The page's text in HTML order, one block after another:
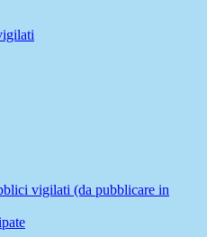
vigilati (da pubblicare in